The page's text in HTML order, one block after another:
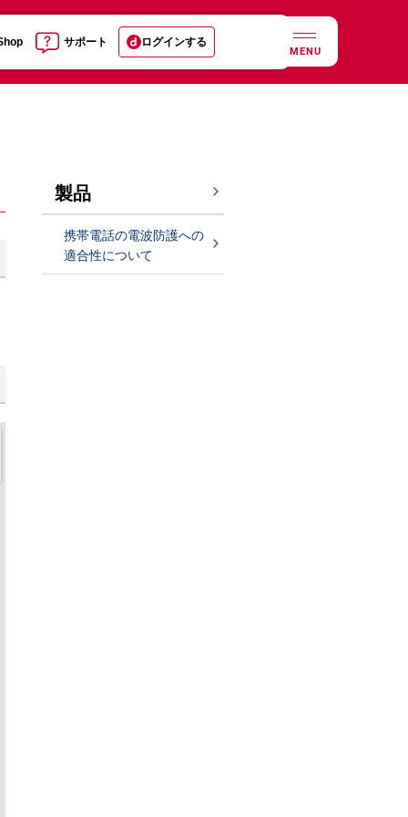
サポート ログインする
MENU
製品
携帯電話の電波防護への
適合性について